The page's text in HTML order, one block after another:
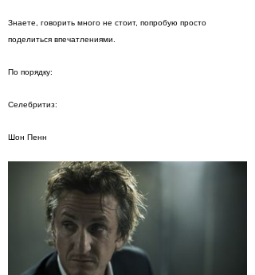
Знаете, говорить много не стоит, попробую просто
поделиться впечатлениями.
По порядку:
Селебритиз:
Шон Пенн